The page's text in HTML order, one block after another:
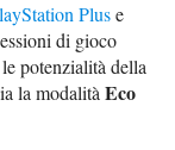
Pluse
di gioco
potenzialità della
la modalitàEco